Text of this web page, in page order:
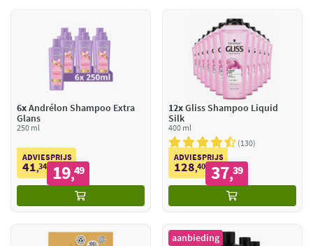
6xAndrélon Shampoo Extra
Glans
250 ml
ADVIESPRIJS
41,34 19,49
12xGliss Shampoo Liquid
Silk
400 ml
130
ADVIESPRIJS
128,40 37,39
aanbieding